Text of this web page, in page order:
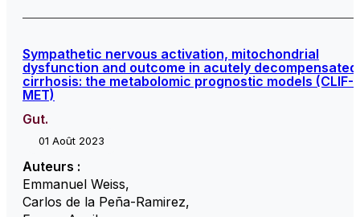
Sympathetic nervous activation, mitochondrial
dysfunction and outcome in acutely decompensated
cirrhosis: the metabolomic prognostic models (CLIF-
MET)
Gut.
01 Août 2023
Auteurs :
Emmanuel Weiss,
Carlos de la Peña-Ramirez,